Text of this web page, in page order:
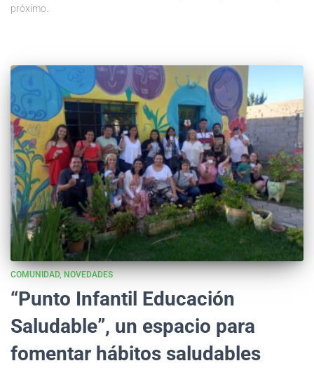
próximo.
COMUNIDAD NOVEDADES
“Punto Infantil Educación
Saludable”, un espacio para
fomentar hábitos saludables